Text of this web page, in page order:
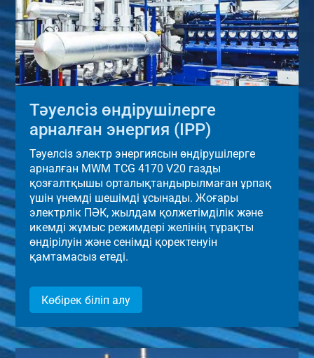
Тәуелсіз өндірушілерге
арналған энергия (IPP)
Тәуелсіз электр энергиясын өндірушілерге
арналған MWM TCG 4170 V20 газды
қозғалтқышы орталықтандырылмаған ұрпақ
үшін үнемді шешімді ұсынады. Жоғары
электрлік ПӘК, жылдам қолжетімділік және
икемді жұмыс режимдері желінің тұрақты
өндірілуін және сенімді қоректенуін
қамтамасыз етеді.
Көбірек біліп алу